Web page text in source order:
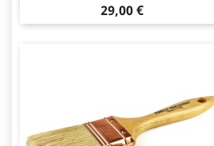
Hinta
29,00 €